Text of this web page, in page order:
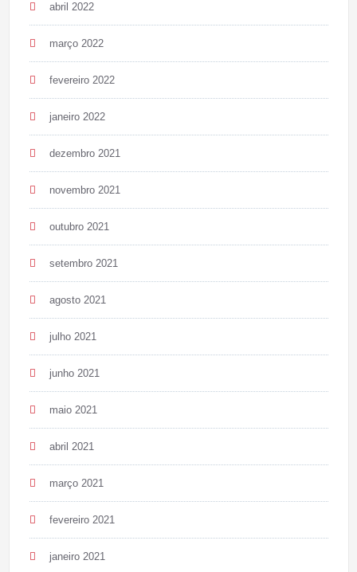
abril 2022
março 2022
fevereiro 2022
janeiro 2022
dezembro 2021
novembro 2021
outubro 2021
setembro 2021
agosto 2021
julho 2021
junho 2021
maio 2021
abril 2021
março 2021
fevereiro 2021
janeiro 2021